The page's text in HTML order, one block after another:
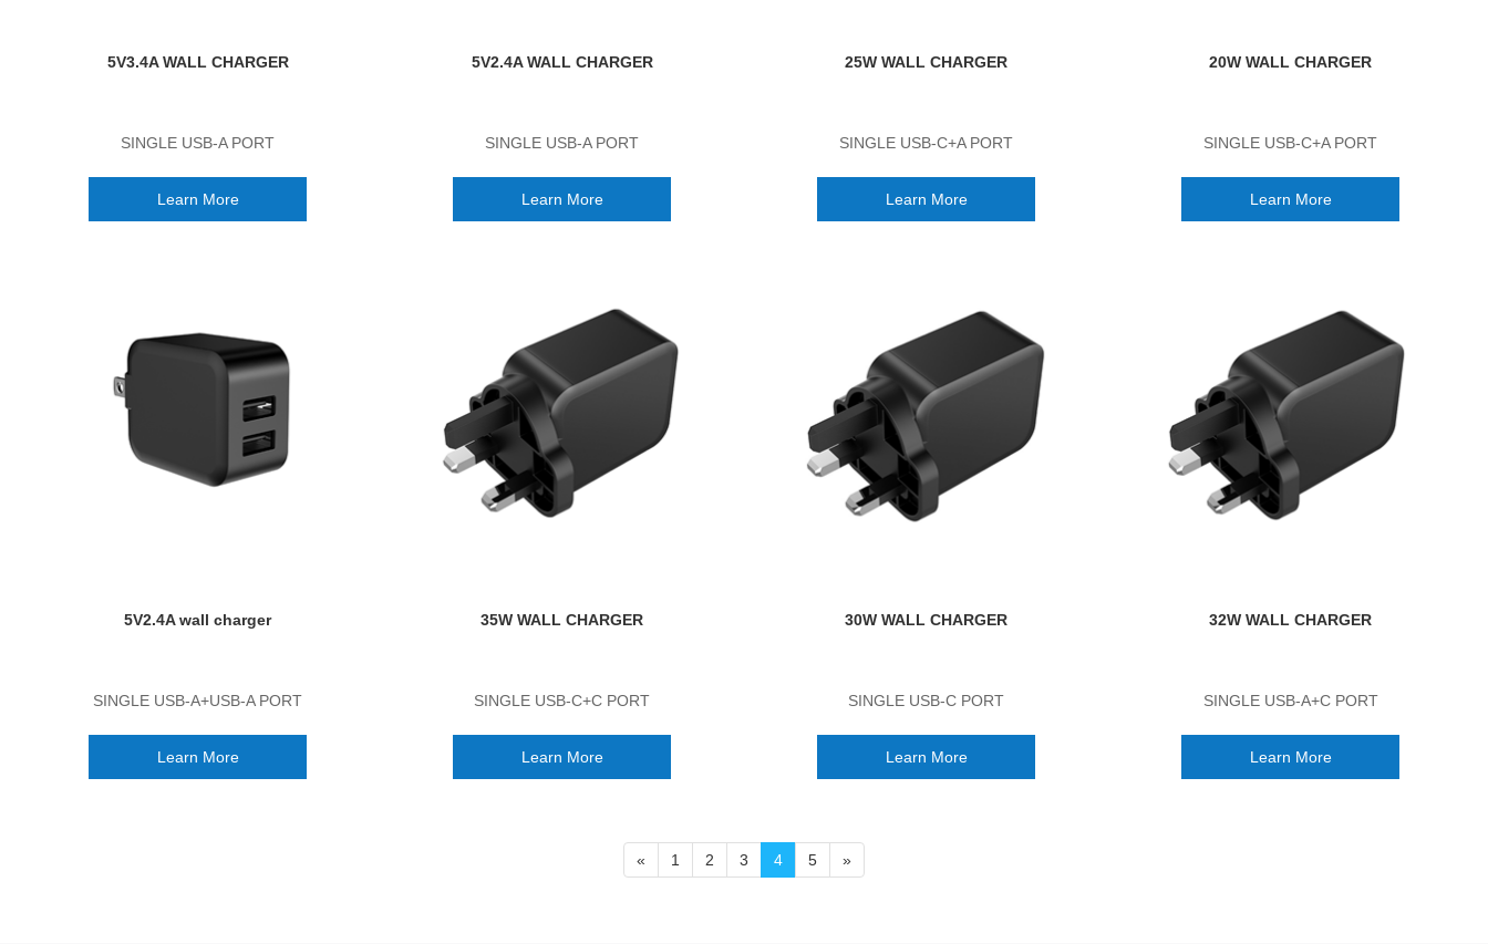
5V3.4A WALL CHARGER
SINGLE USB-A PORT
Learn More
5V2.4A WALL CHARGER
SINGLE USB-A PORT
Learn More
25W WALL CHARGER
SINGLE USB-C+A PORT
Learn More
20W WALL CHARGER
SINGLE USB-C+A PORT
Learn More
5V2.4A wall charger
SINGLE USB-A+USB-A PORT
Learn More
35W WALL CHARGER
SINGLE USB-C+C PORT
Learn More
30W WALL CHARGER
SINGLE USB-C PORT
Learn More
32W WALL CHARGER
SINGLE USB-A+C PORT
Learn More
« 1 2 3 4 5 »